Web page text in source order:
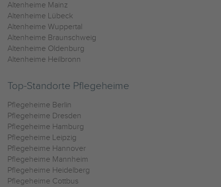
Altenheime Mainz
Altenheime Lübeck
Altenheime Wuppertal
Altenheime Braunschweig
Altenheime Oldenburg
Altenheime Heilbronn
Top-Standorte Pflegeheime
Pflegeheime Berlin
Pflegeheime Dresden
Pflegeheime Hamburg
Pflegeheime Leipzig
Pflegeheime Hannover
Pflegeheime Mannheim
Pflegeheime Heidelberg
Pflegeheime Cottbus